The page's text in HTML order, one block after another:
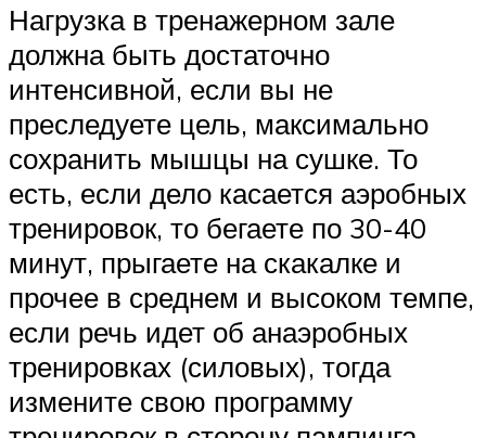
Нагрузка в тренажерном зале
должна быть достаточно
интенсивной, если вы не
преследуете цель, максимально
сохранить мышцы на сушке. То
есть, если дело касается аэробных
тренировок, то бегаете по 30-40
минут, прыгаете на скакалке и
прочее в среднем и высоком темпе,
если речь идет об анаэробных
тренировках (силовых), тогда
измените свою программу